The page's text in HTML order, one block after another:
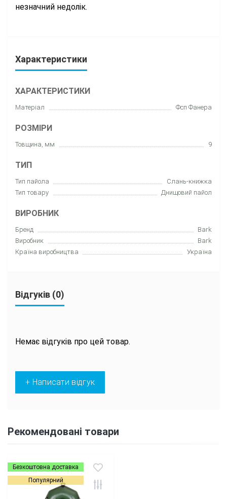
незначний недолік.
Характеристики
ХАРАКТЕРИСТИКИ
Матеріал Фсп Фанера
РОЗМІРИ
Товщина, мм 9
ТИП
Тип пайола
Слань-книжка
Тип товару
Днищовий пайол
ВИРОБНИК
Бренд
Bark
Виробник
Bark
Країна виробництва
Україна
Відгуків (0)
Немає відгуків про цей товар.
+ Написати відгук
Рекомендовані товари
Безкоштовна доставка
Популярний